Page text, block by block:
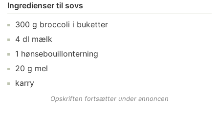
Ingredienser til sovs
300 g broccoli i buketter
4 dl mælk
1 hønsebouillonterning
20 g mel
karry
Opskriften fortsætter under annoncen